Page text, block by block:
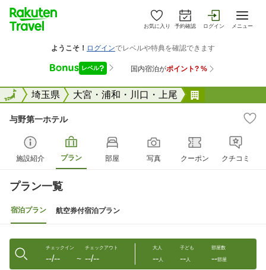
お気に入り 予約確認 ログイン メニュー
全国埼玉県 大宮・浦和・川口・上尾
全国
与野第一ホテル
施設紹介 プラン 部屋 写真 クーポン クチコミ
プラン一覧
宿泊プラン 航空券付宿泊プラン
チェックイン
--/-- 〜
チェックアウト
--/--
大人
--人
子ども
--人
部屋数
--部屋